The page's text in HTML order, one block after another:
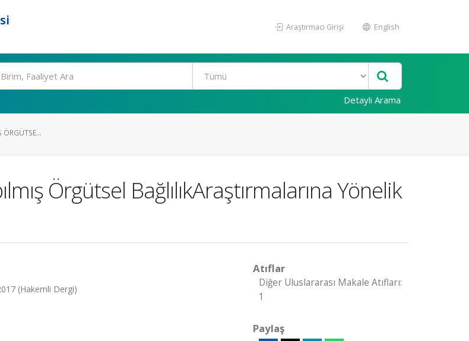
Araştırmacı Girişi English
Detaylı Arama
ÖRGÜTSE...
Örgütsel BağlılıkAraştırmalarına Yönelik
(Hakemli Dergi)
Atıflar
Diğer Uluslararası Makale Atıfları:
1
Paylaş